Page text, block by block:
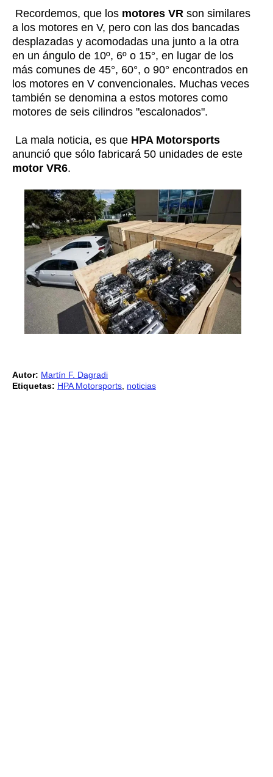
Recordemos, que los motores VR son similares
a los motores en V, pero con las dos bancadas
desplazadas y acomodadas una junto a la otra
en un ángulo de 10º, 6º o 15°, en lugar de los
más comunes de 45°, 60°, o 90° encontrados en
los motores en V convencionales. Muchas veces
también se denomina a estos motores como
motores de seis cilindros "escalonados".
La mala noticia, es que HPA Motorsports
anunció que sólo fabricará 50 unidades de este
motor VR6.
Autor: Martín F. Dagradi
Etiquetas: HPA Motorsports noticias